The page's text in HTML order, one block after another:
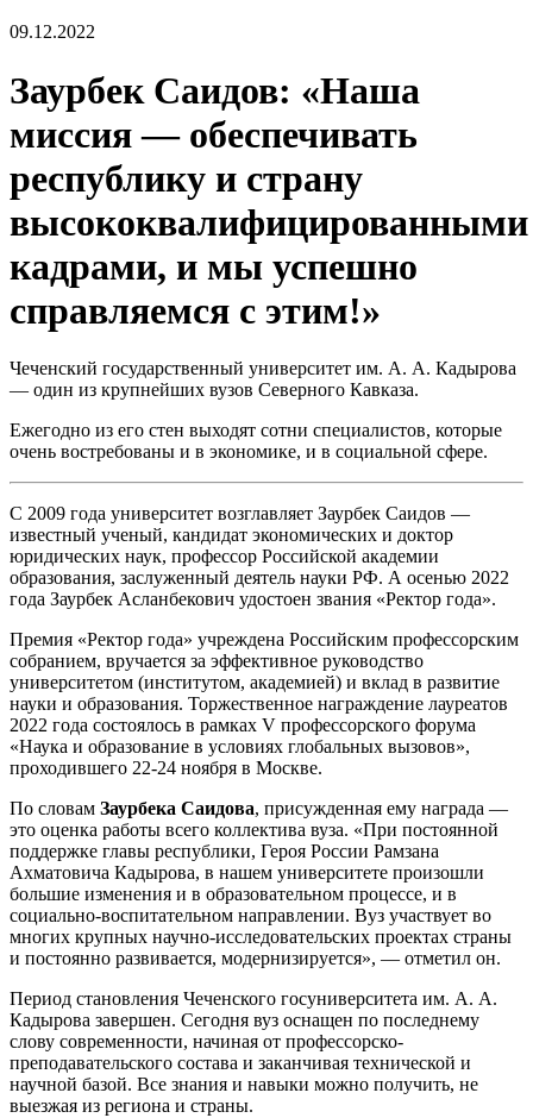
09.12.2022
Заурбек Саидов: «Наша
миссия — обеспечивать
республику и страну
высококвалифицированными
кадрами, и мы успешно
справляемся с этим!»
Чеченский государственный университет им. А. А. Кадырова
— один из крупнейших вузов Северного Кавказа.
Ежегодно из его стен выходят сотни специалистов, которые
очень востребованы и в экономике, и в социальной сфере.
С 2009 года университет возглавляет Заурбек Саидов —
известный ученый, кандидат экономических и доктор
юридических наук, профессор Российской академии
образования, заслуженный деятель науки РФ. А осенью 2022
года Заурбек Асланбекович удостоен звания «Ректор года».
Премия «Ректор года» учреждена Российским профессорским
собранием, вручается за эффективное руководство
университетом (институтом, академией) и вклад в развитие
науки и образования. Торжественное награждение лауреатов
2022 года состоялось в рамках V профессорского форума
«Наука и образование в условиях глобальных вызовов»,
проходившего 22-24 ноября в Москве.
По словам Заурбека Саидова, присужденная ему награда —
это оценка работы всего коллектива вуза. «При постоянной
поддержке главы республики, Героя России Рамзана
Ахматовича Кадырова, в нашем университете произошли
большие изменения и в образовательном процессе, и в
социально-воспитательном направлении. Вуз участвует во
многих крупных научно-исследовательских проектах страны
и постоянно развивается, модернизируется», — отметил он.
Период становления Чеченского госуниверситета им. А. А.
Кадырова завершен. Сегодня вуз оснащен по последнему
слову современности, начиная от профессорско-
преподавательского состава и заканчивая технической и
научной базой. Все знания и навыки можно получить, не
выезжая из региона и страны.